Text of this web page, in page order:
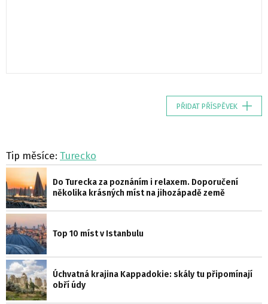
PŘIDAT PŘÍSPĚVEK
Tip měsíce: Turecko
Do Turecka za poznáním i relaxem. Doporučení
několika krásných míst na jihozápadě země
Top 10 míst v Istanbulu
Úchvatná krajina Kappadokie: skály tu připomínají
obří údy